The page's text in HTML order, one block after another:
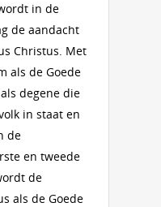
in de
de aandacht
Christus. Met
als de Goede
degene die
in staat en
de
en tweede
de
als de Goede